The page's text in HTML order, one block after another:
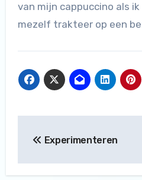
van mijn cappuccino als
mezelf trakteer op een
navigatie
Experimenteren